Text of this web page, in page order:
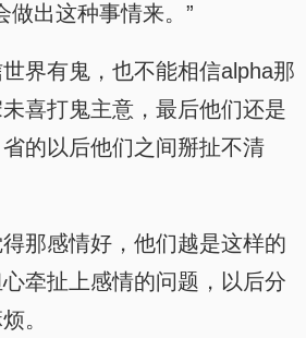
做出这种事情来。”
界有鬼，也不能相信alpha那
喜打鬼主意，最后他们还是
的以后他们之间掰扯不清
那感情好，他们越是这样的
牵扯上感情的问题，以后分
。